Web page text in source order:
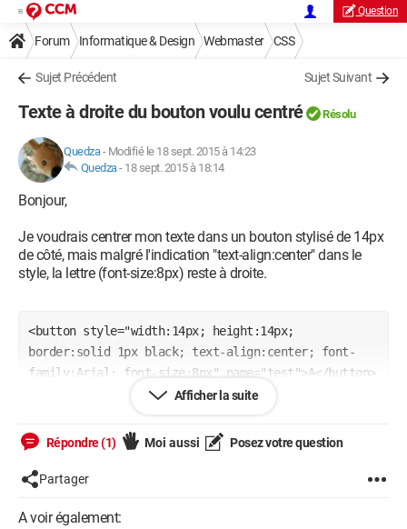
Question
Forum Informatique & Design Webmaster CSS
Sujet Précédent Sujet Suivant
Texte à droite du bouton voulu centré Résolu
Quedza- Modifié le 18 sept. 2015 à 14:23
Quedza- 18 sept. 2015 à 18:14
Bonjour,
Je voudrais centrer mon texte dans un bouton stylisé de 14px
de côté, mais malgré l'indication "text-align:center" dans le
style, la lettre (font-size:8px) reste à droite.
<button style="width:14px; height:14px;
border:solid 1px black; text-align:center; font-
family:Arial; font-size:8px" name="test">A</button>
J'ai constaté que si l'on augmente la longueur du bouton, le
texte était bien centré. Mais je tiens à ma longueur de 14px.
Il y a une époque où Firefox centrait bien la lettre au lieu de la
Afficher la suite
Répondre (1) Moi aussi Posez votre question
Partager
A voir également: